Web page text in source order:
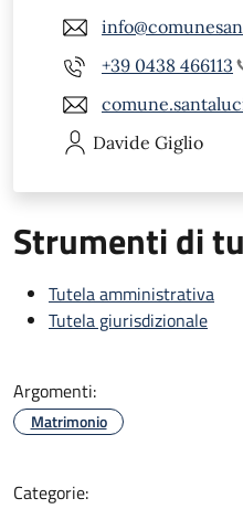
+39 0438 466113
Davide Giglio
Strumenti di
Tutela amministrativa
Tutela giurisdizionale
Argomenti:
Matrimonio
Categorie: